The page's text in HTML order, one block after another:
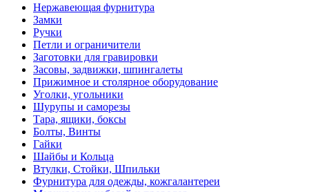
Нержавеющая фурнитура
Замки
Ручки
Петли и ограничители
Заготовки для гравировки
Засовы, задвижки, шпингалеты
Прижимное и столярное оборудование
Уголки, угольники
Шурупы и саморезы
Тара, ящики, боксы
Болты, Винты
Гайки
Шайбы и Кольца
Втулки, Стойки, Шпильки
Фурнитура для одежды, кожгалантереи